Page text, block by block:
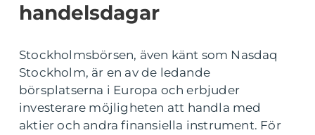
handelsdagar
Stockholmsbörsen, även känt som Nasdaq
Stockholm, är en av de ledande
börsplatserna i Europa och erbjuder
investerare möjligheten att handla med
aktier och andra finansiella instrument. För